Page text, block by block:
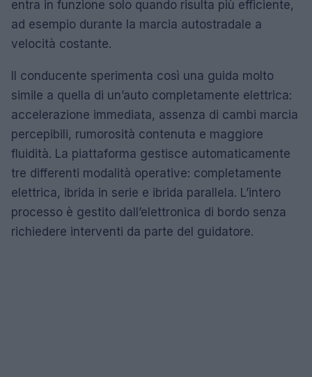
entra in funzione solo quando risulta più efficiente,
ad esempio durante la marcia autostradale a
velocità costante.
Il conducente sperimenta così una guida molto
simile a quella di un’auto completamente elettrica:
accelerazione immediata, assenza di cambi marcia
percepibili, rumorosità contenuta e maggiore
fluidità. La piattaforma gestisce automaticamente
tre differenti modalità operative: completamente
elettrica, ibrida in serie e ibrida parallela. L’intero
processo è gestito dall’elettronica di bordo senza
richiedere interventi da parte del guidatore.